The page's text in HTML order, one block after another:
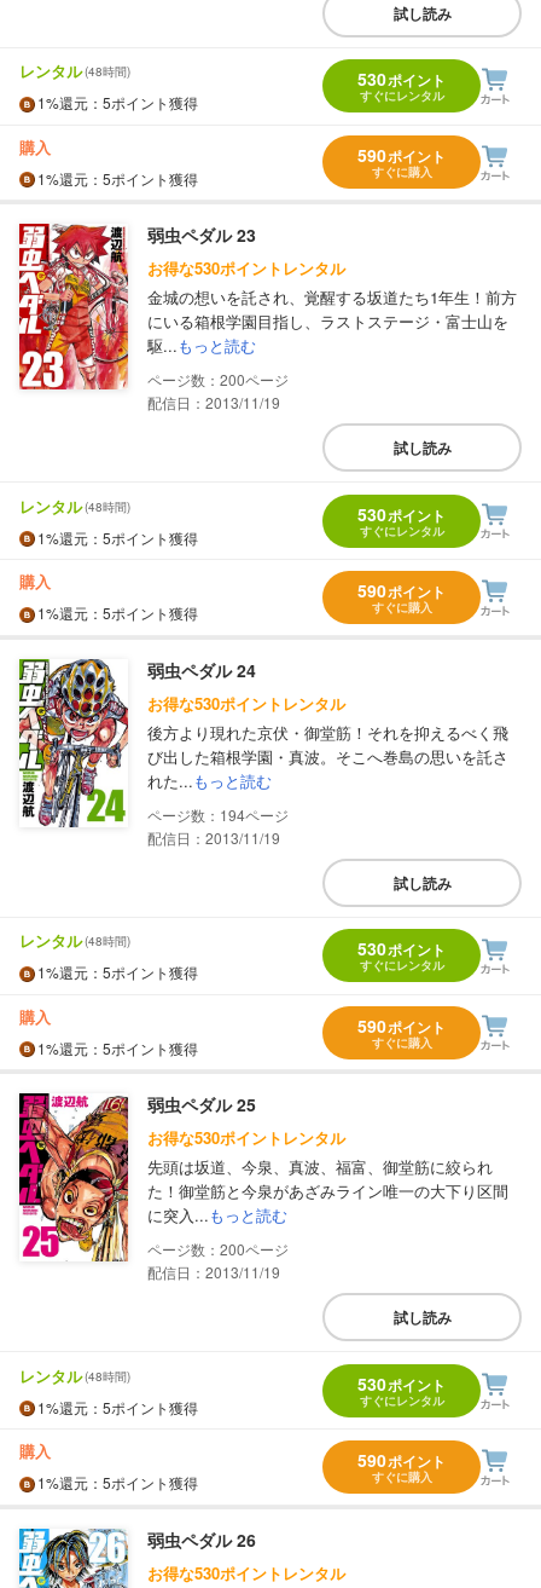
試し読み
レンタル(48時間)
1%還元 ：5ポイント獲得
530ポイント
すぐにレンタル
購入
1%還元 ：5ポイント獲得
590ポイント
すぐに購入
弱虫ペダル 23
お得な530ポイントレンタル
金城の想いを託され、覚醒する坂道たち1年生！前方
にいる箱根学園目指し、ラストステージ・富士山を
駆...もっと読む
200
配信日：2013/11/19
試し読み
レンタル(48時間)
1%還元 ：5ポイント獲得
530ポイント
すぐにレンタル
購入
1%還元 ：5ポイント獲得
590ポイント
すぐに購入
弱虫ペダル 24
お得な530ポイントレンタル
後方より現れた京伏・御堂筋！それを抑えるべく飛
び出した箱根学園・真波。そこへ巻島の思いを託さ
れた...もっと読む
194
配信日：2013/11/19
試し読み
レンタル(48時間)
1%還元 ：5ポイント獲得
530ポイント
すぐにレンタル
購入
1%還元 ：5ポイント獲得
590ポイント
すぐに購入
弱虫ペダル 25
お得な530ポイントレンタル
先頭は坂道、今泉、真波、福富、御堂筋に絞られ
た！御堂筋と今泉があざみライン唯一の大下り区間
に突入...もっと読む
200
配信日：2013/11/19
試し読み
レンタル(48時間)
1%還元 ：5ポイント獲得
530ポイント
すぐにレンタル
購入
1%還元 ：5ポイント獲得
590ポイント
すぐに購入
弱虫ペダル 26
お得な530ポイントレンタル